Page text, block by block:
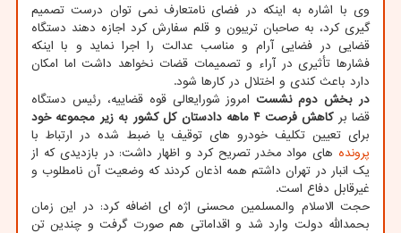
وی با اشاره به اینکه در فضای نامتعارف نمی توان درست تصمیم
گیری کرد، به صاحبان تریبون و قلم سفارش کرد اجازه دهند دستگاه
قضایی در فضایی آرام و مناسب عدالت را اجرا نماید و با اینکه
فشارها تأثیری در آراء و تصمیمات قضات نخواهد داشت اما امکان
دارد باعث کندی و اختلال در کارها شود.
در بخش دوم نشست امروز شورایعالی قوه قضاییه، رئیس دستگاه
قضا برکاهش فرصت ۴ ماهه دادستان کل کشور به زیر مجموعه خود
برای تعیین تکلیف خودرو های توقیف یا ضبط شده در ارتباط با
پرونده های مواد مخدر تصریح کرد و اظهار داشت: در بازدیدی که از
یک انبار در تهران داشتم همه اذعان کردند که وضعیت آن نامطلوب و
غیرقابل دفاع است.
حجت الاسلام والمسلمین محسنی اژه ای اضافه کرد: در این زمان
بحمدالله دولت وارد شد و اقداماتی هم صورت گرفت و چندین تن